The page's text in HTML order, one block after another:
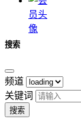
搜索
频道
关键词
搜索